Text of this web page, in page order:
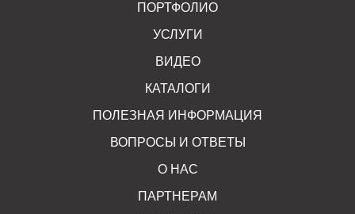
ПОРТФОЛИО
УСЛУГИ
ВИДЕО
КАТАЛОГИ
ПОЛЕЗНАЯ ИНФОРМАЦИЯ
ВОПРОСЫ И ОТВЕТЫ
О НАС
ПАРТНЕРАМ